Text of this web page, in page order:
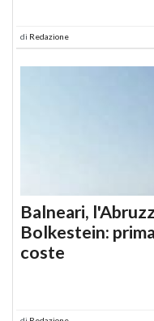
di Redazione
Balneari,
Bolkestein:
coste